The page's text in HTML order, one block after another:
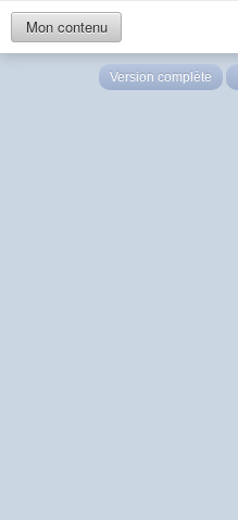
Mon contenu
Version complète